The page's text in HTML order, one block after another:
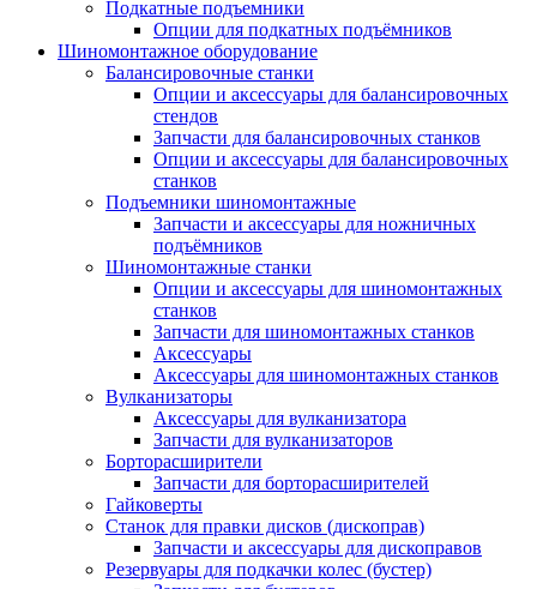
Подкатные подъемники
Опции для подкатных подъёмников
Шиномонтажное оборудование
Балансировочные станки
Опции и аксессуары для балансировочных
стендов
Запчасти для балансировочных станков
Опции и аксессуары для балансировочных
станков
Подъемники шиномонтажные
Запчасти и аксессуары для ножничных
подъёмников
Шиномонтажные станки
Опции и аксессуары для шиномонтажных
станков
Запчасти для шиномонтажных станков
Аксессуары
Аксессуары для шиномонтажных станков
Вулканизаторы
Аксессуары для вулканизатора
Запчасти для вулканизаторов
Борторасширители
Запчасти для борторасширителей
Гайковерты
Станок для правки дисков (дископрав)
Запчасти и аксессуары для дископравов
Резервуары для подкачки колес (бустер)